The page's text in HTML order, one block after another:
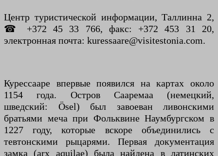
Центр туристической информации, Таллинна 2,
☎ +372 45 33 766, факс: +372 453 31 20,
электронная почта: kuressaare@visitestonia.com.
Курессааре впервые появился на картах около
1154 года. Остров Сааремаа (немецкий,
шведский: Ösel) был завоеван ливонскими
братьями меча при Фольквине Наумбургском в
1227 году, которые вскоре объединились с
тевтонскими рыцарями. Первая документация
замка (arx aquilae) была найдена в латинских